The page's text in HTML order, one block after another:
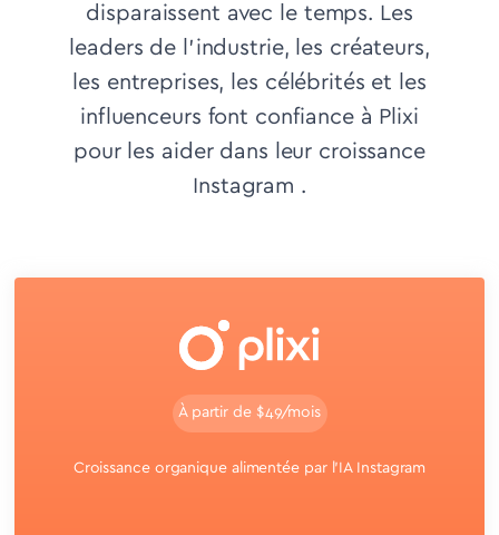
disparaissent avec le temps. Les
leaders de l'industrie, les créateurs,
les entreprises, les célébrités et les
influenceurs font confiance à Plixi
pour les aider dans leur croissance
Instagram .
À partir de $49/mois
Croissance organique alimentée par l'IA Instagram